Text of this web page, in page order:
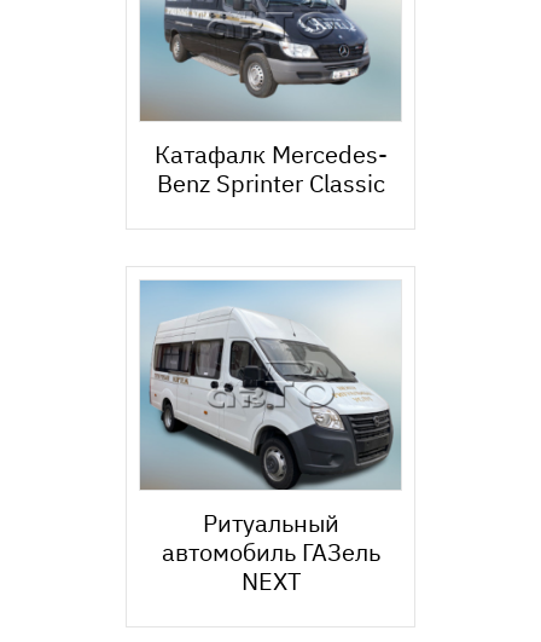
Катафалк Mercedes-
Benz Sprinter Classic
Ритуальный
автомобиль ГАЗель
NEXT